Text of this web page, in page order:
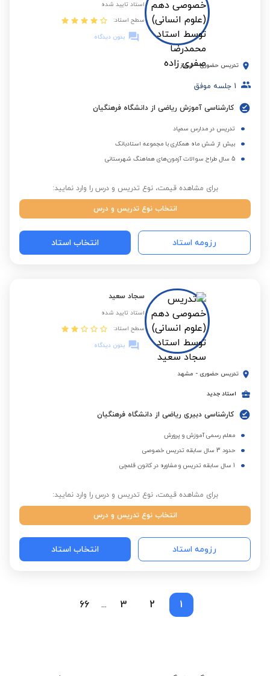
استاد تایید شده
سطح استاد:
بدون دیدگاه
تدریس حضوری - شیراز
1 جلسه موفق
کارشناسی آموزش ریاضی از دانشگاه فرهنگیان
تدریس در مدارس سمپاد
بیش از شش ماه همکاری با مجموعه استادبانک
5 سال طراح سوالات آزمون‌های هماهنگ شهرستانی
برای مشاهده قیمت، نوع تدریس و درس را وارد نمایید:
انتخاب نوع تدریس و درس
رزومه استاد انتخاب استاد
سجاد سعید
استاد تایید شده
سطح استاد:
بدون دیدگاه
تدریس حضوری - مشهد
استاد جدید
کارشناسی دبیری ریاضی از دانشگاه فرهنگیان
معلم رسمی آموزش و پرورش
حدود 3 سال سابقه تدریس خصوصی
1 سال سابقه تدریس و مشاوره در کانون قلمچی
برای مشاهده قیمت، نوع تدریس و درس را وارد نمایید:
انتخاب نوع تدریس و درس
رزومه استاد انتخاب استاد
1
2
3
...
66